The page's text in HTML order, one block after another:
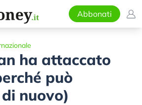
Abbonati
ha attaccato
può
nuovo)